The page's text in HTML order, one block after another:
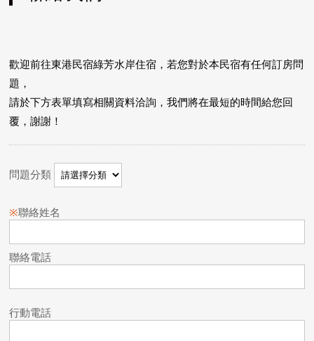
歡迎前往東港民宿綠芳水岸住宿，若您對於本民宿有任何訂房問
題，
請於下方表單填寫相關資料洽詢，我們將在最短的時間給您回
覆，謝謝！
問題分類
※聯絡姓名
聯絡電話
行動電話